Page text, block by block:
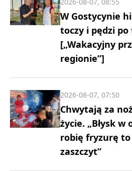
W Gostycynie
toczy i pędzi
[„Wakacyjny
regionie”]
Chwytają za
życie. „Błysk
robię fryzurę
zaszczyt”
2026-08-07, 07:50